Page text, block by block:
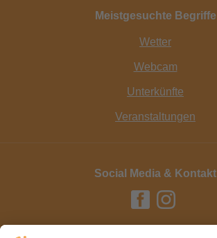
Meistgesuchte Begriffe
Wetter
Webcam
Unterkünfte
Veranstaltungen
Social Media & Kontakt